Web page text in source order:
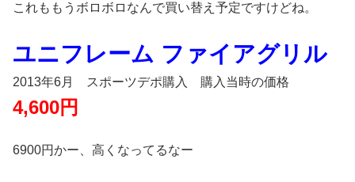
これももうボロボロなんで買い替え予定ですけどね。
ユニフレーム ファイアグリル
2013年6月 スポーツデポ購入 購入当時の価格
4,600円
6900円かー、高くなってるなー